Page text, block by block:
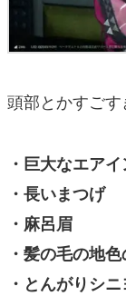
頭部とかすごす
・巨大なエア
・長いまつげ
・麻呂眉
・髪の毛の地
・とんがりシ